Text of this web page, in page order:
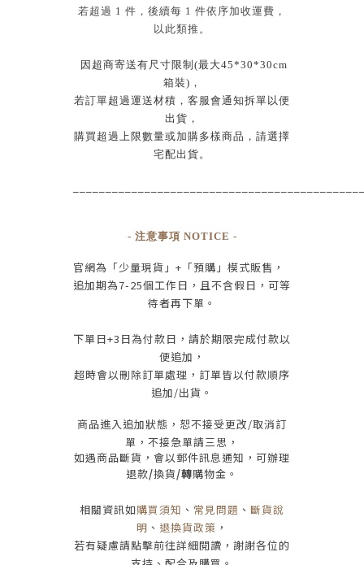
若超過 1 件，後續每 1 件依序加收運費，
以此類推。
因超商寄送有尺寸限制(最大45*30*30cm
箱裝)，
若訂單超過運送材積，客服會通知拆單以便
出貨 ，
購買超過上限數量或加購多樣商品，請選擇
宅配出貨。
- 注意事項 NOTICE -
官網為 「少量現貨」+ 「預購」模式販售，
追加期為7-25個工作日 ，且不含假日 ， 可等
待者再下單 。
下單日+3 日為付款日，請於期限完成付款以
便追加，
超時會以刪除訂單處理，訂單皆以付款順序
追加/出貨 。
商品進入追加狀態，恕不接受更改/取消訂
單， 不接急單請三思 ，
如遇商品斷貨，會以郵件訊息通知，可辦理
退款/換貨/轉購物金。
相關資訊如購買須知 、 常見問題 、 斷貨說
明 、 退換貨政策 ，
若有疑慮請點擊前往詳細閱讀，謝謝各位的